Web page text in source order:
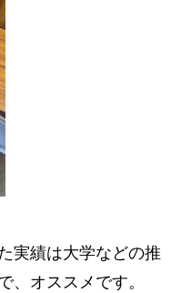
実績は大学などの推
、オススメです。